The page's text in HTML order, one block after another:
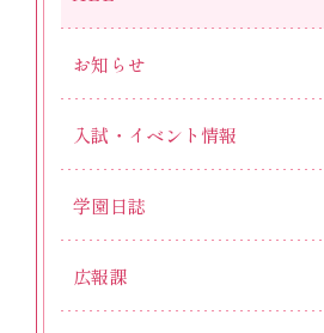
お知らせ
入試・イベント情報
学園日誌
広報課